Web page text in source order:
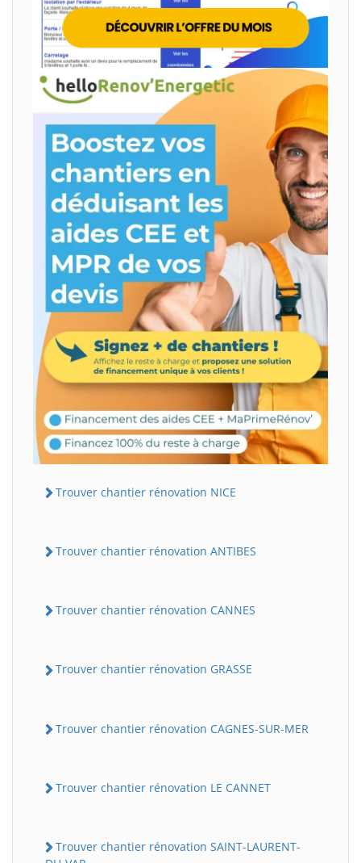
Trouver chantier rénovation NICE
Trouver chantier rénovation ANTIBES
Trouver chantier rénovation CANNES
Trouver chantier rénovation GRASSE
Trouver chantier rénovation CAGNES-SUR-MER
Trouver chantier rénovation LE CANNET
Trouver chantier rénovation SAINT-LAURENT-